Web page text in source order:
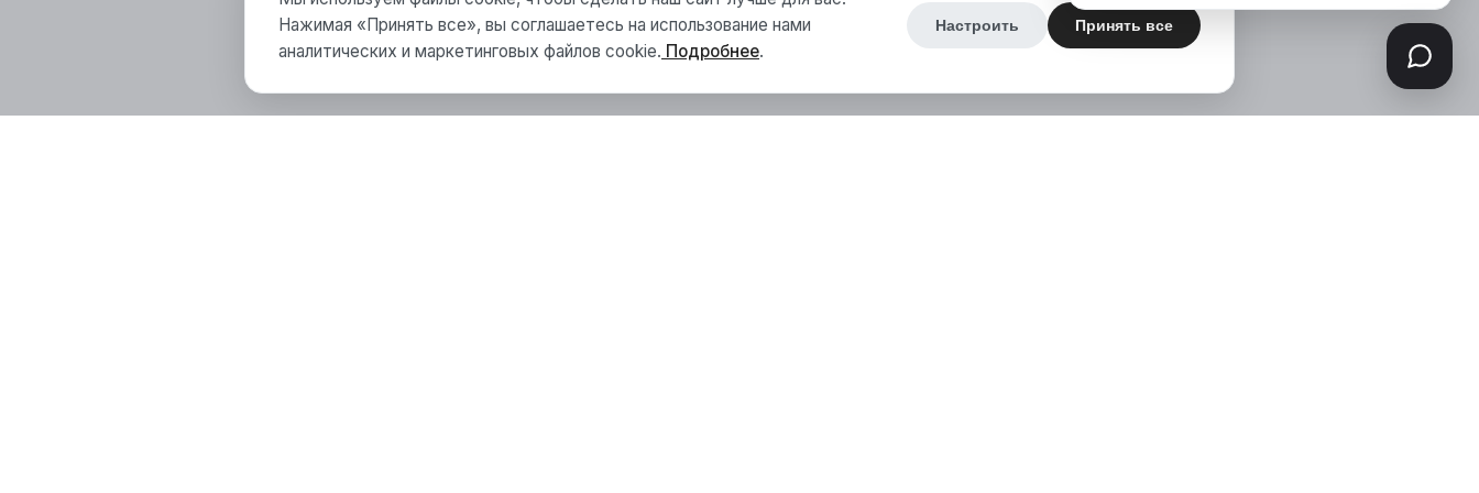
Нажимая «Принять все», вы соглашаетесь на использование нами
аналитических и маркетинговых файлов cookie. Подробнее.
Настроить Принять все